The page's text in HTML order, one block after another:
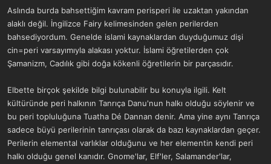
Aslında burda bahsettiğim kavram perisperi ile uzaktan yakından
alaklı değil. İngilizce Fairy kelimesinden gelen perilerden
bahsediyordum. Genelde islami kaynaklardan duyduğumuz dişi
cin=peri varsayımıyla alakası yoktur. İslami öğretilerden çok
Şamanizm, Cadılık gibi doğa kökenli öğretilerin bir parçasıdır.
Elbette birçok şekilde bilgi bulunabilir bu konuyla ilgili. Kelt
kültüründe peri halkının Tanrıça Danu'nun halkı olduğu söylenir ve
bu peri topluluğuna Tuatha Dé Dannan denir. Ama yine aynı Tanrıça
sadece büyü perilerinin tanrıçası olarak da bazı kaynaklardan geçer.
Perilerin elemental varlıklar olduğunu ve her elementin kendi peri
halkı olduğu genel kanıdır. Gnome'lar, Elf'ler, Salamander'lar,